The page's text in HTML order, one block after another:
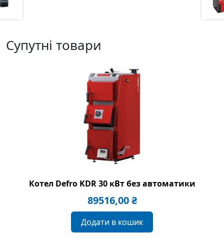
Супутні товари
Котел Defro KDR 30 кВт без автоматики
89516,00₴
Додати в кошик